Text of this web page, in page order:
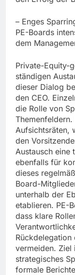
– Enges
PE-Boards
dem
Private-Equity-
ständigen
dieser Dialog
den CEO.
die Rolle von
Aufsichtsräten,
den
Austausch eine
ebenfalls für
dieses
Board-
unterhalb der
etablieren. PE-
dass klare
vermeiden. Ziel
strategisches
formale